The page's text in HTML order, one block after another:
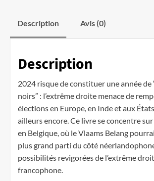
racisme
Description Avis (0)
Description
2024 risque de constituer une année de
noirs” : l’extrême droite menace de
élections en Europe, en Inde et aux
ailleurs encore. Ce livre se concentre
en Belgique, où le Vlaams Belang
plus grand parti du côté
possibilités revigorées de l’extrême
francophone.